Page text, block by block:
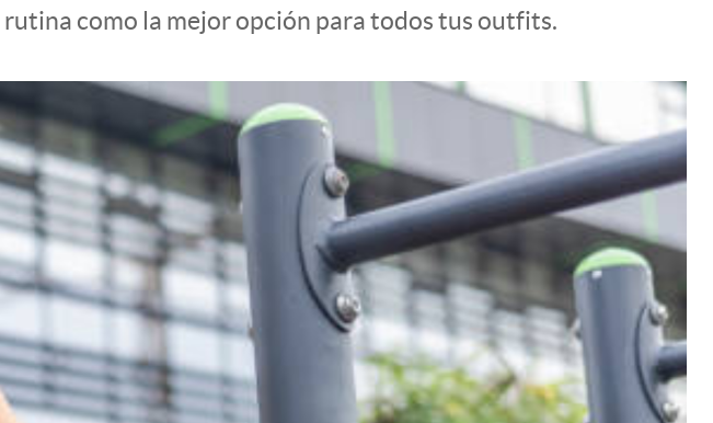
como la mejor opción para todos tus outfits.